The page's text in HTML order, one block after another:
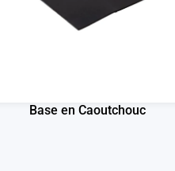
Base en Caoutchouc